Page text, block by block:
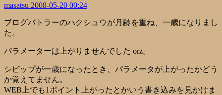
masatsu 2008-05-20 00:24
ブログバトラーのハクシュウが月齢を重ね、一歳になりまし
た。
パラメーターは上がりませんでした orz。
シビップが一歳になったとき、パラメータが上がったかどう
か覚えてません。
WEB上でも1ポイント上がったとかいう書き込みを見かけま